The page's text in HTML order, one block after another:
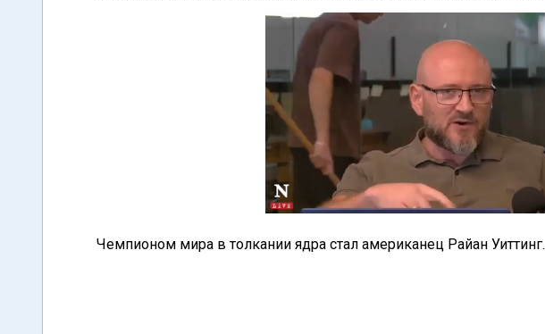
Чемпионом мира в толкании ядра стал американец Райан Уиттинг.